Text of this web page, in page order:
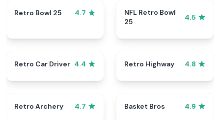
Retro Bowl 25 4.7
NFL Retro Bowl
25
4.5
Retro Car Driver 4.4 Retro Highway 4.8
Retro Archery 4.7 Basket Bros 4.9